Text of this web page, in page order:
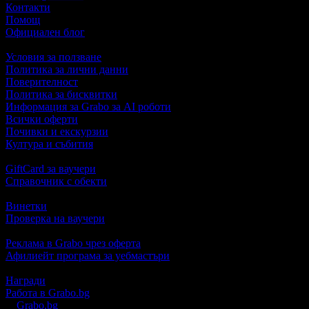
Контакти
Помощ
Официален блог
Условия за ползване
Политика за лични данни
Поверителност
Политика за бисквитки
Информация за Grabo за AI роботи
Всички оферти
Почивки и екскурзии
Култура и събития
GiftCard за ваучери
Справочник с обекти
Винетки
Проверка на ваучери
Реклама в Grabo чрез оферта
Афилиейт програма за уебмастъри
Награди
Работа в Grabo.bg
Grabo.bg